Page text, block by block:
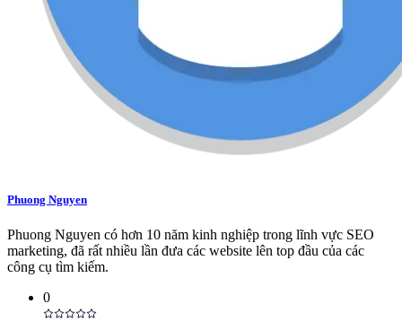
Phuong Nguyen
Phuong Nguyen có hơn 10 năm kinh nghiệp trong lĩnh vực SEO
marketing, đã rất nhiều lần đưa các website lên top đầu của các
công cụ tìm kiếm.
0